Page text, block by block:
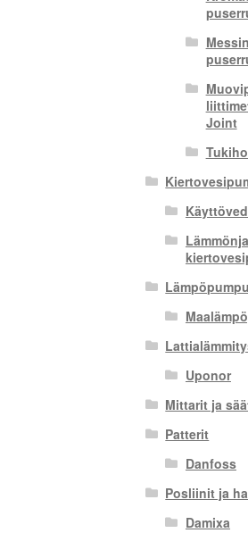
Joint
Uponor
Mittarit ja
Patterit
Danfoss
Posliinit ja
Damixa